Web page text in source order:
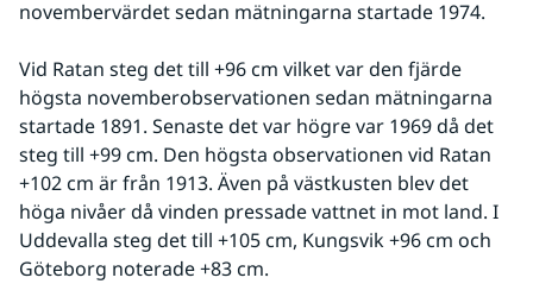
novembervärdet sedan mätningarna startade 1974.
Vid Ratan steg det till +96 cm vilket var den fjärde
högsta novemberobservationen sedan mätningarna
startade 1891. Senaste det var högre var 1969 då det
steg till +99 cm. Den högsta observationen vid Ratan
+102 cm är från 1913. Även på västkusten blev det
höga nivåer då vinden pressade vattnet in mot land. I
Uddevalla steg det till +105 cm, Kungsvik +96 cm och
Göteborg noterade +83 cm.